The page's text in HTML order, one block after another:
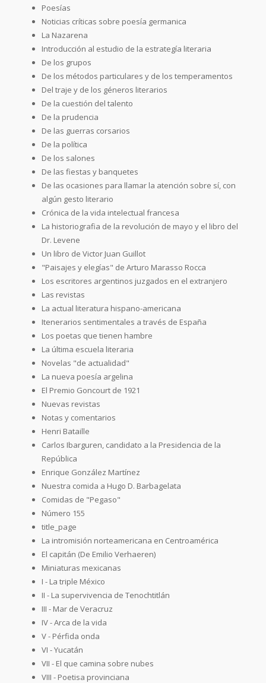
Poesías
Noticias críticas sobre poesía germanica
La Nazarena
Introducción al estudio de la estrategía literaria
De los grupos
De los métodos particulares y de los temperamentos
Del traje y de los géneros literarios
De la cuestión del talento
De la prudencia
De las guerras corsarios
De la política
De los salones
De las fiestas y banquetes
De las ocasiones para llamar la atención sobre sí, con
algún gesto literario
Crónica de la vida intelectual francesa
La historiografia de la revolución de mayo y el libro del
Dr. Levene
Un libro de Victor Juan Guillot
"Paisajes y elegías" de Arturo Marasso Rocca
Los escritores argentinos juzgados en el extranjero
Las revistas
La actual literatura hispano-americana
Itenerarios sentimentales a través de España
Los poetas que tienen hambre
La última escuela literaria
Novelas "de actualidad"
La nueva poesía argelina
El Premio Goncourt de 1921
Nuevas revistas
Notas y comentarios
Henri Bataille
Carlos Ibarguren, candidato a la Presidencia de la
República
Enrique González Martínez
Nuestra comida a Hugo D. Barbagelata
Comidas de "Pegaso"
Número 155
title_page
La intromisión norteamericana en Centroamérica
El capitán (De Emilio Verhaeren)
Miniaturas mexicanas
I - La triple México
II - La supervivencia de Tenochtitlán
III - Mar de Veracruz
IV - Arca de la vida
V - Pérfida onda
VI - Yucatán
VII - El que camina sobre nubes
VIII - Poetisa provinciana